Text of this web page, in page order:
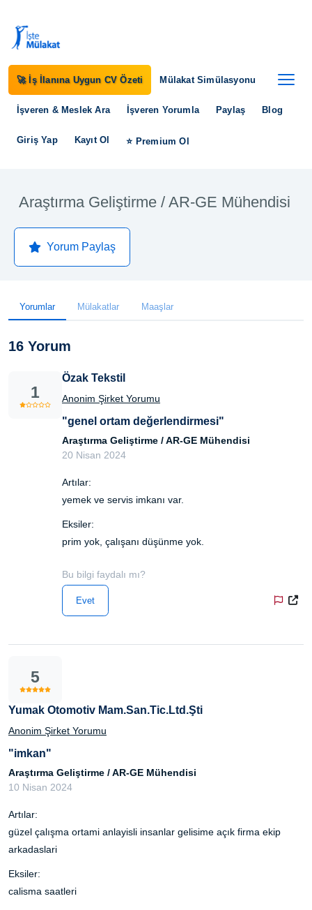
🚀 İş İlanına Uygun CV Özeti Mülakat Simülasyonu
İşveren & Meslek Ara İşveren Yorumla Paylaş Blog
Giriş Yap Kayıt Ol ⭐ Premium Ol
Araştırma Geliştirme / AR-GE Mühendisi
Yorum Paylaş
Yorumlar Mülakatlar Maaşlar
16 Yorum
1
Özak Tekstil
Anonim Şirket Yorumu
"genel ortam değerlendirmesi"
Araştırma Geliştirme / AR-GE Mühendisi
20 Nisan 2024
Artılar:
yemek ve servis imkanı var.
Eksiler:
prim yok, çalışanı düşünme yok.
Bu bilgi faydalı mı?
Evet
5
Yumak Otomotiv Mam.San.Tic.Ltd.Şti
Anonim Şirket Yorumu
"imkan"
Araştırma Geliştirme / AR-GE Mühendisi
10 Nisan 2024
Artılar:
güzel çalışma ortami anlayisli insanlar gelisime açık firma ekip
arkadaslari
Eksiler:
calisma saatleri